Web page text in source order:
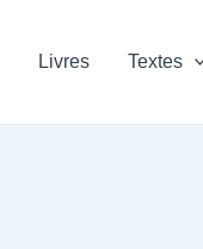
Livres Textes